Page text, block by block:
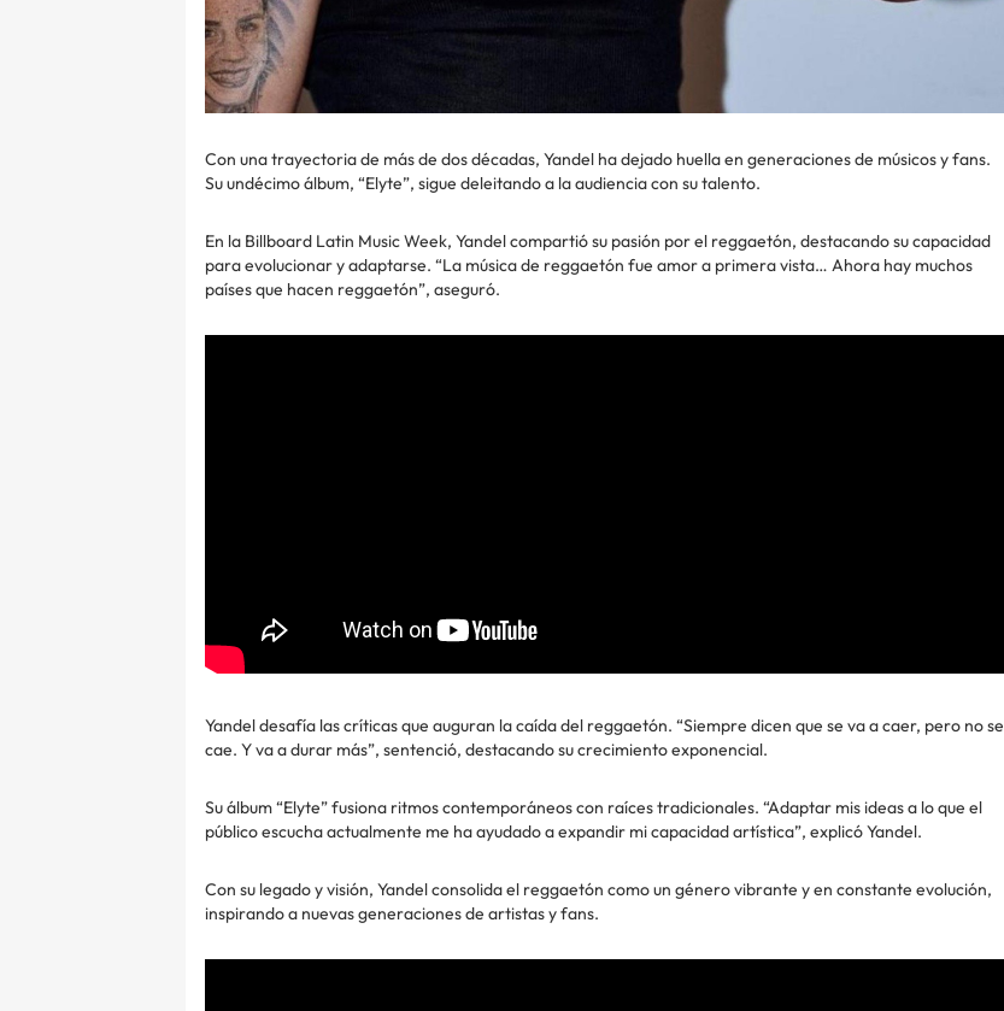
Con una trayectoria de más de dos décadas, Yandel ha dejado huella en generaciones de músicos y fans.
Su undécimo álbum, “Elyte”, sigue deleitando a la audiencia con su talento.
En la Billboard Latin Music Week, Yandel compartió su pasión por el reggaetón, destacando su capacidad
para evolucionar y adaptarse. “La música de reggaetón fue amor a primera vista… Ahora hay muchos
países que hacen reggaetón”, aseguró.
Yandel desafía las críticas que auguran la caída del reggaetón. “Siempre dicen que se va a caer, pero no se
cae. Y va a durar más”, sentenció, destacando su crecimiento exponencial.
Su álbum “Elyte” fusiona ritmos contemporáneos con raíces tradicionales. “Adaptar mis ideas a lo que el
público escucha actualmente me ha ayudado a expandir mi capacidad artística”, explicó Yandel.
Con su legado y visión, Yandel consolida el reggaetón como un género vibrante y en constante evolución,
inspirando a nuevas generaciones de artistas y fans.